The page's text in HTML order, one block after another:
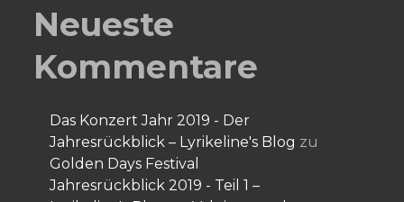
Neueste
Kommentare
Das Konzert Jahr 2019 - Der
Jahresrückblick – Lyrikeline's Blog zu
Golden Days Festival
Jahresrückblick 2019 - Teil 1 –